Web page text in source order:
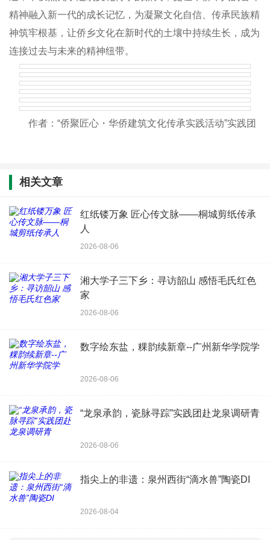
精神融入新一代的成长记忆，为凝聚文化自信、传承民族精
神筑牢根基，让侨乡文化在新时代的土壤中持续生长，成为
连接过去与未来的精神纽带。
作者：“侨聚匠心・华侨建筑文化传承实践活动”实践团
相关文章
红纸镂万象 匠心传文脉——桐城剪纸传承
人
2026-08-06
湘大学子三下乡：寻访韶山 感悟毛氏红色
家
2026-08-06
数字绘东盐，粿韵续新章--广州新华学院学
2026-08-06
“龙泉承韵，瓷脉寻踪”实践团赴龙泉调研青
2026-08-06
指尖上的非遗：泉州西街“滴水兽”陶瓷DI
2026-08-04